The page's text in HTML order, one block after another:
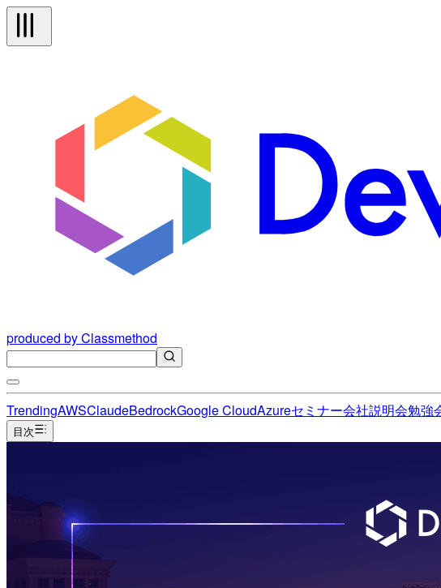
produced by Classmethod
TrendingAWSClaudeBedrockGoogle CloudAzureセミナー会社説明会勉強
目次